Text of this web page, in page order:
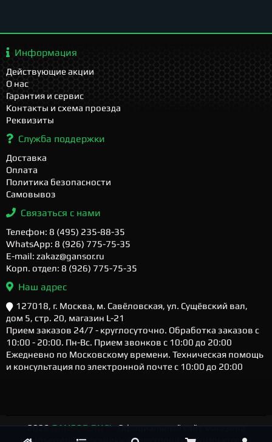
Информация
Действующие акции
О нас
Гарантия и сервис
Контакты и схема проезда
Реквизиты
Служба поддержки
Доставка
Оплата
Политика безопасности
Самовывоз
Связаться с нами
Телефон: 8 (495) 235-88-35
WhatsApp: 8 (926) 775-75-35
E-mail: zakaz@gansor.ru
Корп. отдел: 8 (926) 775-75-35
Наш адрес
127018, г. Москва, м. Савёловская, ул. Сущёвский вал,
дом 5, стр. 20, магазин L-21
Прием заказов 24/7 - круглосуточно. Обработка заказов с
10:00 - 20:00. Пн-Вс. Прием звонков с 10:00 до 20:00
Ежедневно по Московскому времени. Техническая помощь
и консультация по электронной почте с 10:00 до 20:00
2026GANSOR.RU ™- Официальный сайт магазина
компьютерной техники и электроники. Компьютеры